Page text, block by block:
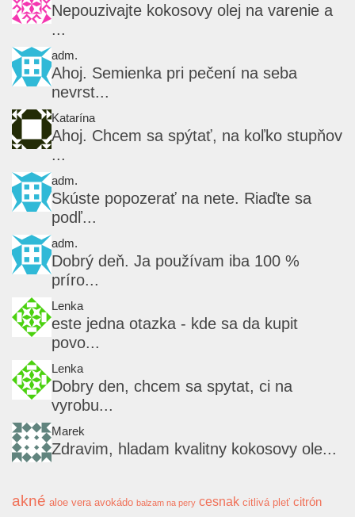
Nepouzivajte kokosovy olej na varenie a
...
adm.
Ahoj. Semienka pri pečení na seba
nevrst...
Katarína
Ahoj. Chcem sa spýtať, na koľko stupňov
...
adm.
Skúste popozerať na nete. Riaďte sa
podľ...
adm.
Dobrý deň. Ja používam iba 100 %
príro...
Lenka
este jedna otazka - kde sa da kupit
povo...
Lenka
Dobry den, chcem sa spytat, ci na
vyrobu...
Marek
Zdravim, hladam kvalitny kokosovy ole...
akné aloe vera avokádo balzam na pery cesnak citlivá pleť citrón